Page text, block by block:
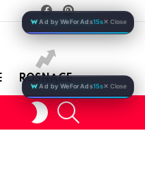
facebook
ROSNĄCE
SWITCH
SKIN
Ad by WeForAds15s✕ Close
Ad by WeForAds15s✕ Close